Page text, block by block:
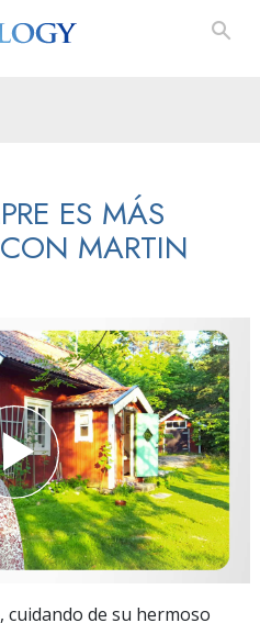
ES MÁS
MARTIN
de su hermoso